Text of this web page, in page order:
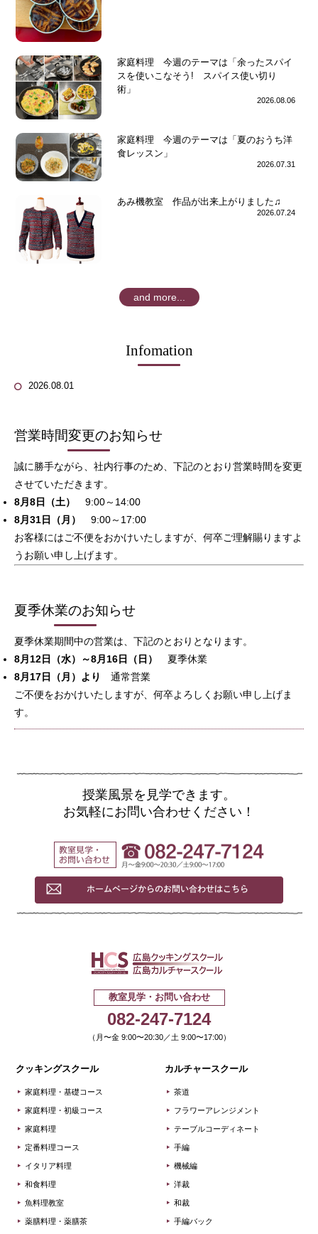
家庭料理 今週のテーマは「余ったスパイ
スを使いこなそう! スパイス使い切り
術」
2026.08.06
家庭料理 今週のテーマは「夏のおうち洋
食レッスン」
2026.07.31
あみ機教室 作品が出来上がりました♫
2026.07.24
and more...
Infomation
2026.08.01
営業時間変更のお知らせ
誠に勝手ながら、社内行事のため、下記のとおり営業時間を変更
させていただきます。
8月8日（土）
9:00～14:00
8月31日（月）
9:00～17:00
お客様にはご不便をおかけいたしますが、何卒ご理解賜りますよ
うお願い申し上げます。
夏季休業のお知らせ
夏季休業期間中の営業は、下記のとおりとなります。
8月12日（水）～8月16日（日）
夏季休業
8月17日（月）より
通常営業
ご不便をおかけいたしますが、何卒よろしくお願い申し上げま
す。
授業風景を見学できます。
お気軽にお問い合わせください！
教室見学
ホー
教室見学・お問い合わせ
082-247-7124
（月〜金 9:00〜20:30／土 9:00〜17:00）
クッキングスクール
家庭料理・基礎コース
家庭料理・初級コース
家庭料理
定番料理コース
イタリア料理
和食料理
魚料理教室
薬膳料理・薬膳茶
カルチャースクール
茶道
フラワーアレンジメント
テーブルコーディネート
手編
機械編
洋裁
和裁
手編バック